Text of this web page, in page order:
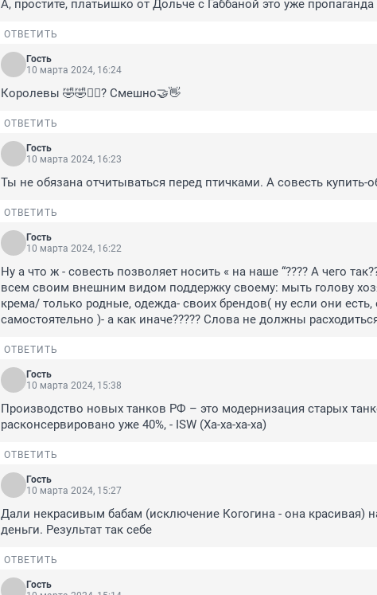
А, простите, платьишко от Дольче с Габбаной это уже пропаганда
ОТВЕТИТЬ
Гость
10 марта 2024, 16:24
Королевы 🤣🤣🤦‍♀️? Смешно🤝👋
ОТВЕТИТЬ
Гость
10 марта 2024, 16:23
Ты не обязана отчитываться перед птичками. А совесть купить-
ОТВЕТИТЬ
Гость
10 марта 2024, 16:22
Ну а что ж - совесть позволяет носить « на наше “???? А чего
всем своим внешним видом поддержку своему: мыть голову
крема/ только родные, одежда- своих брендов( ну если они есть,
самостоятельно )- а как иначе????? Слова не должны
ОТВЕТИТЬ
Гость
10 марта 2024, 15:38
Производство новых танков РФ – это модернизация старых
расконсервировано уже 40%, - ISW (Ха-ха-ха-ха)
ОТВЕТИТЬ
Гость
10 марта 2024, 15:27
Дали некрасивым бабам (исключение Когогина - она красивая)
деньги. Результат так себе
ОТВЕТИТЬ
Гость